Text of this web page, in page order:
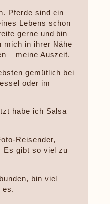
Pferde sind ein
Lebens schon
gerne und bin
mich in ihrer Nähe
– meine Auszeit.
gemütlich bei
oder im
habe ich Salsa
Reisender,
Es gibt so viel zu
bin viel
es.